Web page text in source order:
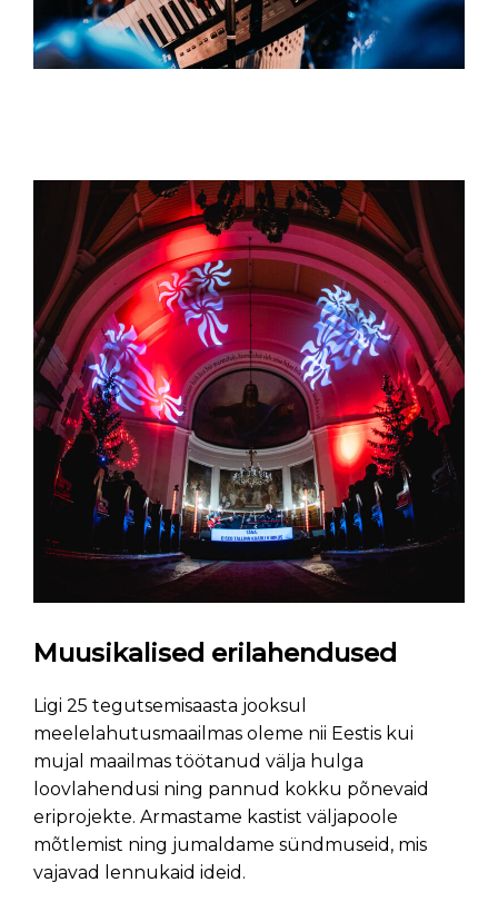
Muusikalised erilahendused
Ligi 25 tegutsemisaasta jooksul
meelelahutusmaailmas oleme nii Eestis kui
mujal maailmas töötanud välja hulga
loovlahendusi ning pannud kokku põnevaid
eriprojekte. Armastame kastist väljapoole
mõtlemist ning jumaldame sündmuseid, mis
vajavad lennukaid ideid.